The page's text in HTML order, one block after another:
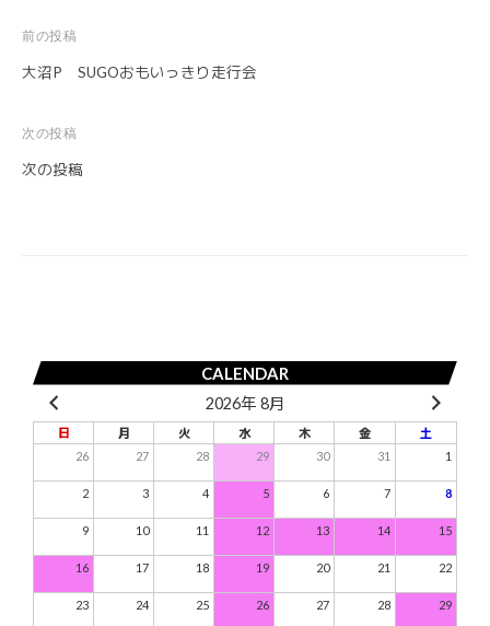
投
稿
ナ
ビ
ン
前の投稿
大沼P SUGOおもいっきり走行会
次の投稿
次の投稿
CALENDAR
2026年 8月
日 月 火 水 木 金
土
26
27 28 29 30 31 1
2 3 4 5 6 7 8
9 10 11 12 13 14 15
16 17 18 19 20 21 22
23 24 25 26 27 28 29